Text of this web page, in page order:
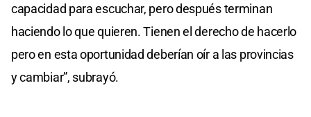
capacidad para escuchar, pero después terminan
haciendo lo que quieren. Tienen el derecho de hacerlo
pero en esta oportunidad deberían oír a las provincias
y cambiar”, subrayó.